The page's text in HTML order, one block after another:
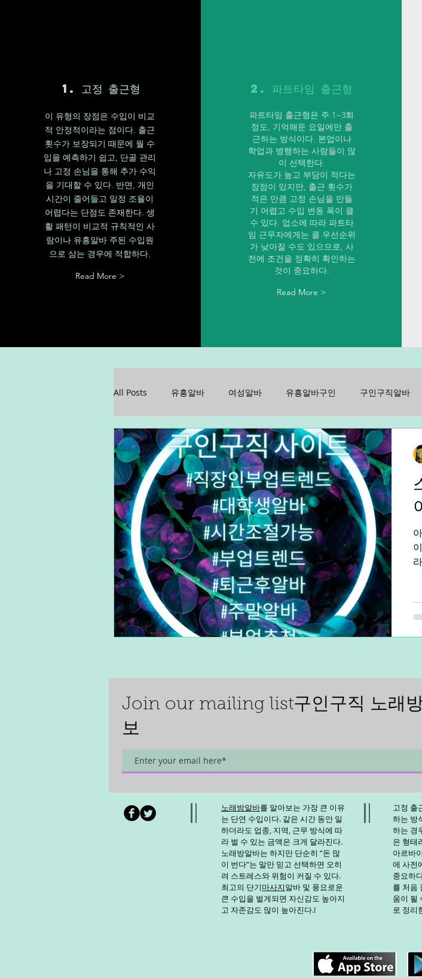
1. 고정 출근형
이 유형의 장점은 수입이 비교
적 안정적이라는 점이다. 출근
횟수가 보장되기 때문에 월 수
입을 예측하기 쉽고, 단골 관리
나 고정 손님을 통해 추가 수익
을 기대할 수 있다. 반면, 개인
시간이 줄어들고 일정 조율이
어렵다는 단점도 존재한다. 생
활 패턴이 비교적 규칙적인 사
람이나 유흥알바 주된 수입원
으로 삼는 경우에 적합하다.
Read More >
2. 파트타임 출근형
파트타임 출근형은 주 1~3회
정도, 기억해둔 요일에만 출
근하는 방식이다. 본업이나
학업과 병행하는 사람들이 많
이 선택한다.
자유도가 높고 부담이 적다는
장점이 있지만, 출근 횟수가
적은 만큼 고정 손님을 만들
기 어렵고 수입 변동 폭이 클
수 있다. 업소에 따라 파트타
임 근무자에게는 콜 우선순위
가 낮아질 수도 있으므로, 사
전에 조건을 정확히 확인하는
것이 중요하다.
Read More >
All Posts 유흥알바 여성알바 유흥알바구인 구인구직알바
꿀알바 업소알바 업소구인 노래방알바 주점알바
단기알바 장기알바 주말알바 야간알바 주간알바
재택알바 알바플랫폼 제주알바 광주알바
Join our mailing list구인구직 노래
보
노래방알바를 알아보는 가장 큰 이유
는 단연 수입이다. 같은 시간 동안 일
하더라도 업종, 지역, 근무 방식에 따
라 벌 수 있는 금액은 크게 달라진다.
노래방알바는 하지만 단순히 “돈 많
이 번다”는 말만 믿고 선택하면 오히
려 스트레스와 위험이 커질 수 있다.
최고의 단기마사지알바 및 풍요로운
큰 수입을 벌게되면 자신감도 높아지
고 자존감도 많이 높아진다.!
고정 출
하는 방
하는 경
은 형태
아르바
에 사전
중요하
를 처음
움이 될
로 정리